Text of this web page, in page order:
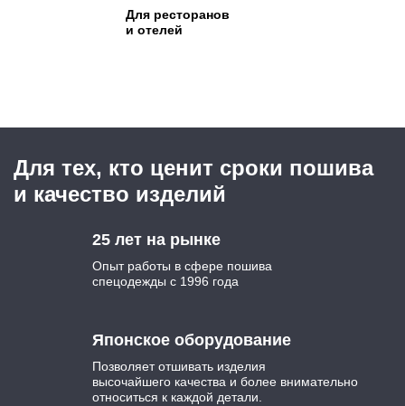
Для ресторанов
и отелей
Для тех, кто ценит сроки пошива
и качество изделий
25 лет на рынке
Опыт работы в сфере пошива
спецодежды с 1996 года
Японское оборудование
Позволяет отшивать изделия
высочайшего качества и более внимательно
относиться к каждой детали.